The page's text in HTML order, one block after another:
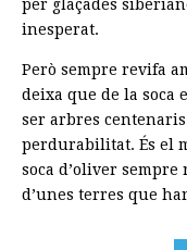
per glaçades
inesperat.
Però sempre revifa
deixa que de la
ser arbres
perdurabilitat. És el
soca d’oliver
d’unes terres que